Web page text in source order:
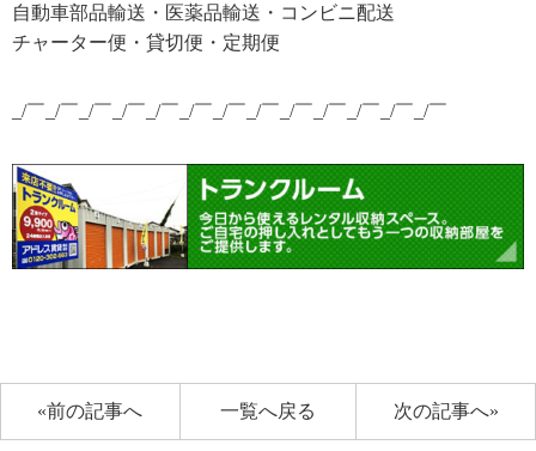
自動車部品輸送・医薬品輸送・コンビニ配送
チャーター便・貸切便・定期便
_/￣_/￣_/￣_/￣_/￣_/￣_/￣_/￣_/￣_/￣_/￣_/￣_/￣
«前の記事へ 次の記事へ»
一覧へ戻る